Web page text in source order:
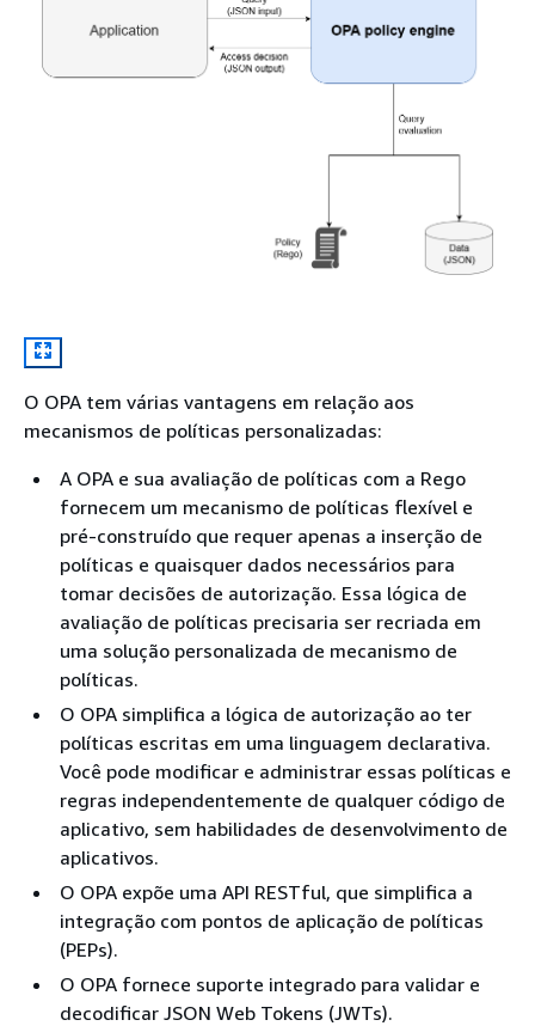
O OPA tem várias vantagens em relação aos
mecanismos de políticas personalizadas:
A OPA e sua avaliação de políticas com a Rego
fornecem um mecanismo de políticas flexível e
pré-construído que requer apenas a inserção de
políticas e quaisquer dados necessários para
tomar decisões de autorização. Essa lógica de
avaliação de políticas precisaria ser recriada em
uma solução personalizada de mecanismo de
políticas.
O OPA simplifica a lógica de autorização ao ter
políticas escritas em uma linguagem declarativa.
Você pode modificar e administrar essas políticas e
regras independentemente de qualquer código de
aplicativo, sem habilidades de desenvolvimento de
aplicativos.
O OPA expõe uma API RESTful, que simplifica a
integração com pontos de aplicação de políticas
(PEPs).
O OPA fornece suporte integrado para validar e
decodificar JSON Web Tokens (JWTs).